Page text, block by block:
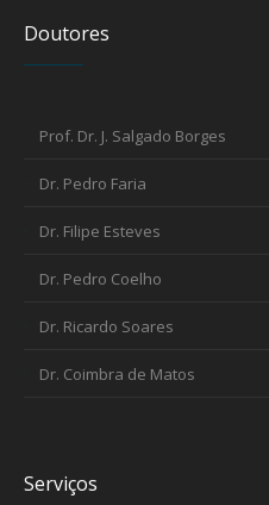
Doutores
Prof. Dr. J. Salgado Borges
Dr. Pedro Faria
Dr. Filipe Esteves
Dr. Pedro Coelho
Dr. Ricardo Soares
Dr. Coimbra de Matos
Serviços